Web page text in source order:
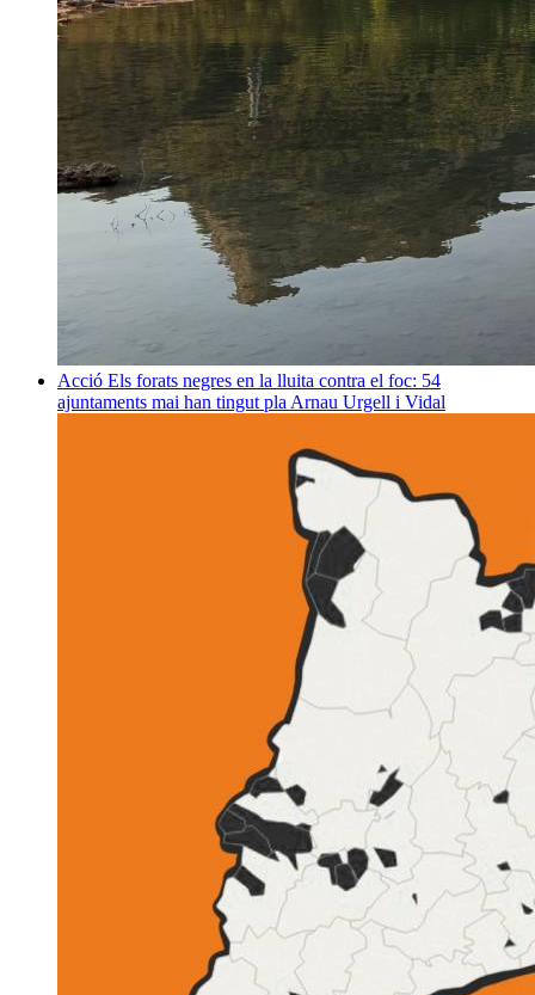
Acció Els forats negres en la lluita contra el foc: 54
ajuntaments mai han tingut pla Arnau Urgell i Vidal